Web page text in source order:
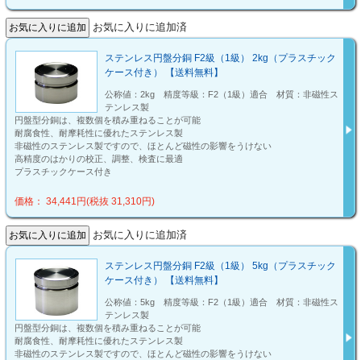
お気に入りに追加済
ステンレス円盤分銅 F2級（1級） 2kg（プラスチック
ケース付き） 【送料無料】
公称値：2kg 精度等級：F2（1級）適合 材質：非磁性ス
テンレス製
円盤型分銅は、複数個を積み重ねることが可能
耐腐食性、耐摩耗性に優れたステンレス製
非磁性のステンレス製ですので、ほとんど磁性の影響をうけない
高精度のはかりの校正、調整、検査に最適
プラスチックケース付き
価格： 34,441円(税抜 31,310円)
お気に入りに追加済
ステンレス円盤分銅 F2級（1級） 5kg（プラスチック
ケース付き） 【送料無料】
公称値：5kg 精度等級：F2（1級）適合 材質：非磁性ス
テンレス製
円盤型分銅は、複数個を積み重ねることが可能
耐腐食性、耐摩耗性に優れたステンレス製
非磁性のステンレス製ですので、ほとんど磁性の影響をうけない